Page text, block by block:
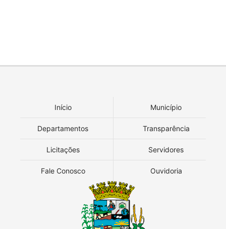
Início Município
Departamentos Transparência
Licitações Servidores
Fale Conosco Ouvidoria